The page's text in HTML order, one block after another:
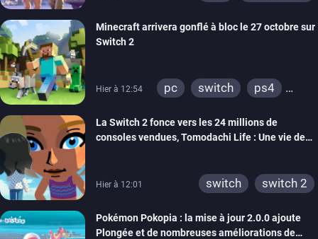
Minecraft arrivera gonflé à bloc le 27 octobre sur
Switch 2
Hier à 12:54 pc switch
ps4
wiiu
3ds
ps3
xbox 360
switch 2
La Switch 2 fonce vers les 24 millions de
consoles vendues, Tomodachi Life : Une vie de
Hier à 12:01 switch switch 2
Pokémon Pokopia : la mise à jour 2.0.0 ajoute
Plongée et de nombreuses améliorations de